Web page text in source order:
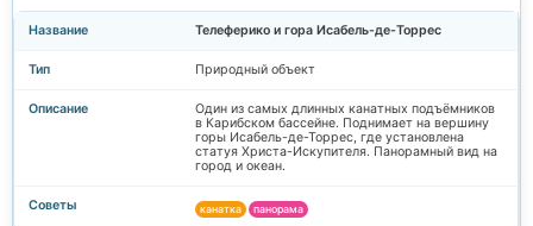
Телеферико и гора Исабель-де-Торрес
Природный объект
Один из самых длинных канатных подъёмников
в Карибском бассейне. Поднимает на вершину
горы Исабель-де-Торрес, где установлена
статуя Христа-Искупителя. Панорамный вид на
город и океан.
канатка панорама